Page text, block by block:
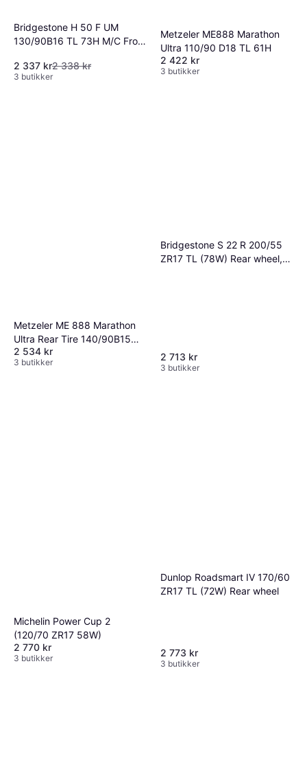
Bridgestone H 50 F UM
130/90B16 TL 73H M/C Front
2 337 kr2 338 kr
3 butikker
Metzeler ME888 Marathon
Ultra 110/90 D18 TL 61H
2 422 kr
3 butikker
Metzeler ME 888 Marathon
Ultra Rear Tire 140/90B15
2408700
2 534 kr
3 butikker
Bridgestone S 22 R 200/55
ZR17 TL (78W) Rear wheel,
2 713 kr
3 butikker
Michelin Power Cup 2
(120/70 ZR17 58W)
2 770 kr
3 butikker
Dunlop Roadsmart IV 170/60
ZR17 TL (72W) Rear wheel
2 773 kr
3 butikker